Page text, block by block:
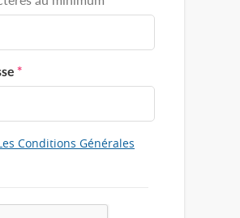
*
Conditions Générales